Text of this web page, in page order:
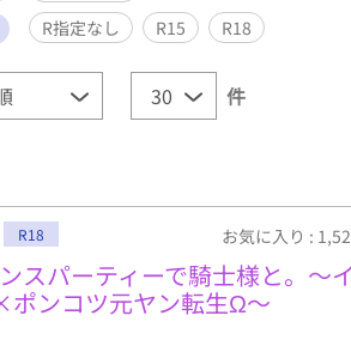
R指定なし R15 R18
件
R18 お気に入り :
ンスパーティーで騎士様と。〜
ンコツ元ヤン転生Ω〜